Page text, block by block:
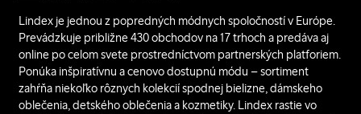
Lindex je jednou z popredných módnych spoločností v Európe.
Prevádzkuje približne 430 obchodov na 17 trhoch a predáva aj
online po celom svete prostredníctvom partnerských platforiem.
Ponúka inšpiratívnu a cenovo dostupnú módu – sortiment
zahŕňa niekoľko rôznych kolekcií spodnej bielizne, dámskeho
oblečenia, detského oblečenia a kozmetiky. Lindex rastie vo